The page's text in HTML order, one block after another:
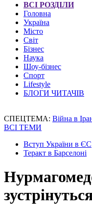
ВСІ РОЗДІЛИ
Головна
Україна
Місто
Світ
Бізнес
Наука
Шоу-бізнес
Спорт
Lifestyle
БЛОГИ ЧИТАЧІВ
СПЕЦТЕМА: Війна в
ВСІ ТЕМИ
Вступ України в ЄС
Теракт в Барселоні